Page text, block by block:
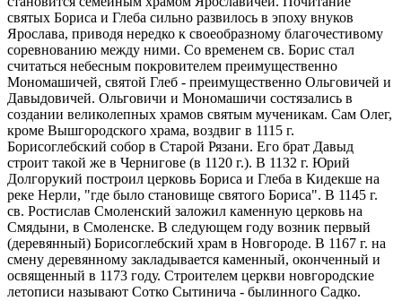
святых Бориса и Глеба сильно развилось в эпоху внуков
Ярослава, приводя нередко к своеобразному благочестивому
соревнованию между ними. Со временем св. Борис стал
считаться небесным покровителем преимущественно
Мономашичей, святой Глеб - преимущественно Ольговичей и
Давыдовичей. Ольговичи и Мономашичи состязались в
создании великолепных храмов святым мученикам. Сам Олег,
кроме Вышгородского храма, воздвиг в 1115 г.
Борисоглебский собор в Старой Рязани. Его брат Давыд
строит такой же в Чернигове (в 1120 г.). В 1132 г. Юрий
Долгорукий построил церковь Бориса и Глеба в Кидекше на
реке Нерли, "где было становище святого Бориса". В 1145 г.
св. Ростислав Смоленский заложил каменную церковь на
Смядыни, в Смоленске. В следующем году возник первый
(деревянный) Борисоглебский храм в Новгороде. В 1167 г. на
смену деревянному закладывается каменный, оконченный и
освященный в 1173 году. Строителем церкви новгородские
летописи называют Сотко Сытинича - былинного Садко.